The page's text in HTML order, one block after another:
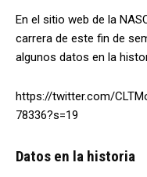
En el sitio web de la
carrera de este fin de
algunos datos en la
https://twitter.com/
78336?s=19
Datos en la historia